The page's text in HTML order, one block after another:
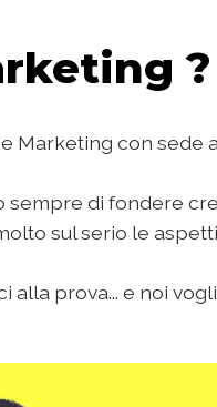
?
Marketing con sede a
sempre di fondere
sul serio le
prova... e noi